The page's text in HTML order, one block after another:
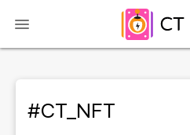
#CT_NFT